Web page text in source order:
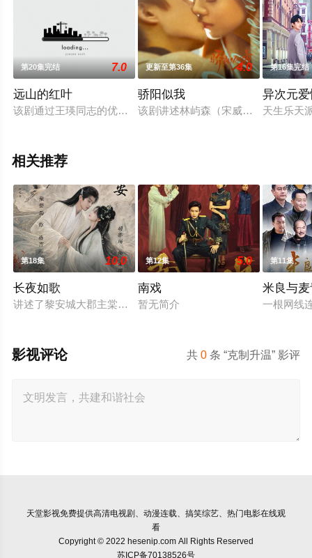
第20集完结 7.0
远山的红叶
该剧通过王瑛同志的优秀事迹，艺术地再现了她在纪委的工作岗
更新至第36集 4.0
骄阳似我
该剧讲述林屿森（宋威龙 饰）与聂
第16集完结
异次元
天生乐天
相关推荐
第18集 10.0
长夜如歌
讲述了黎安城大郡主棠溪槿与烈云峥之间曲折动人的情感，以及
第12集 5.0
南戏
暂无简介
第11集
米良与
一根网线
共0 条 “克制升温” 影评
影视评论
天堂影视免费提供高清电视剧、动漫连载、搞笑综艺、热门电影在线观
看
Copyright © 2022 hesenip.com All Rights Reserved
苏ICP备70138526号